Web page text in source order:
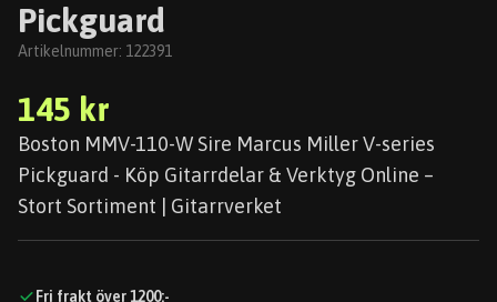
Pickguard
Artikelnummer: 122391
145 kr
Boston MMV-110-W Sire Marcus Miller V-series
Pickguard - Köp Gitarrdelar & Verktyg Online –
Stort Sortiment | Gitarrverket
Fri frakt över 1200:-